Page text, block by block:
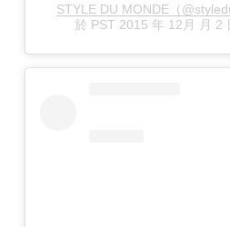
STYLE DU MONDE（
於 PST 2015 年 12月 月 2